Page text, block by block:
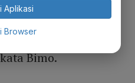
dan nanti sesuai
akan bergabung
Begitu juga
Bimo.
Aplikasi
Browser